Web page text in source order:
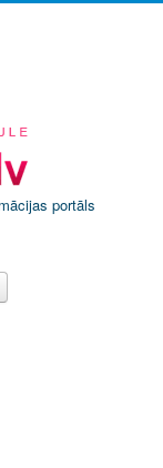
portāls